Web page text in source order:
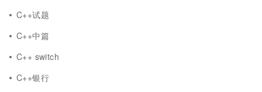
C++试题
C++中篇
C++ switch
C++银行